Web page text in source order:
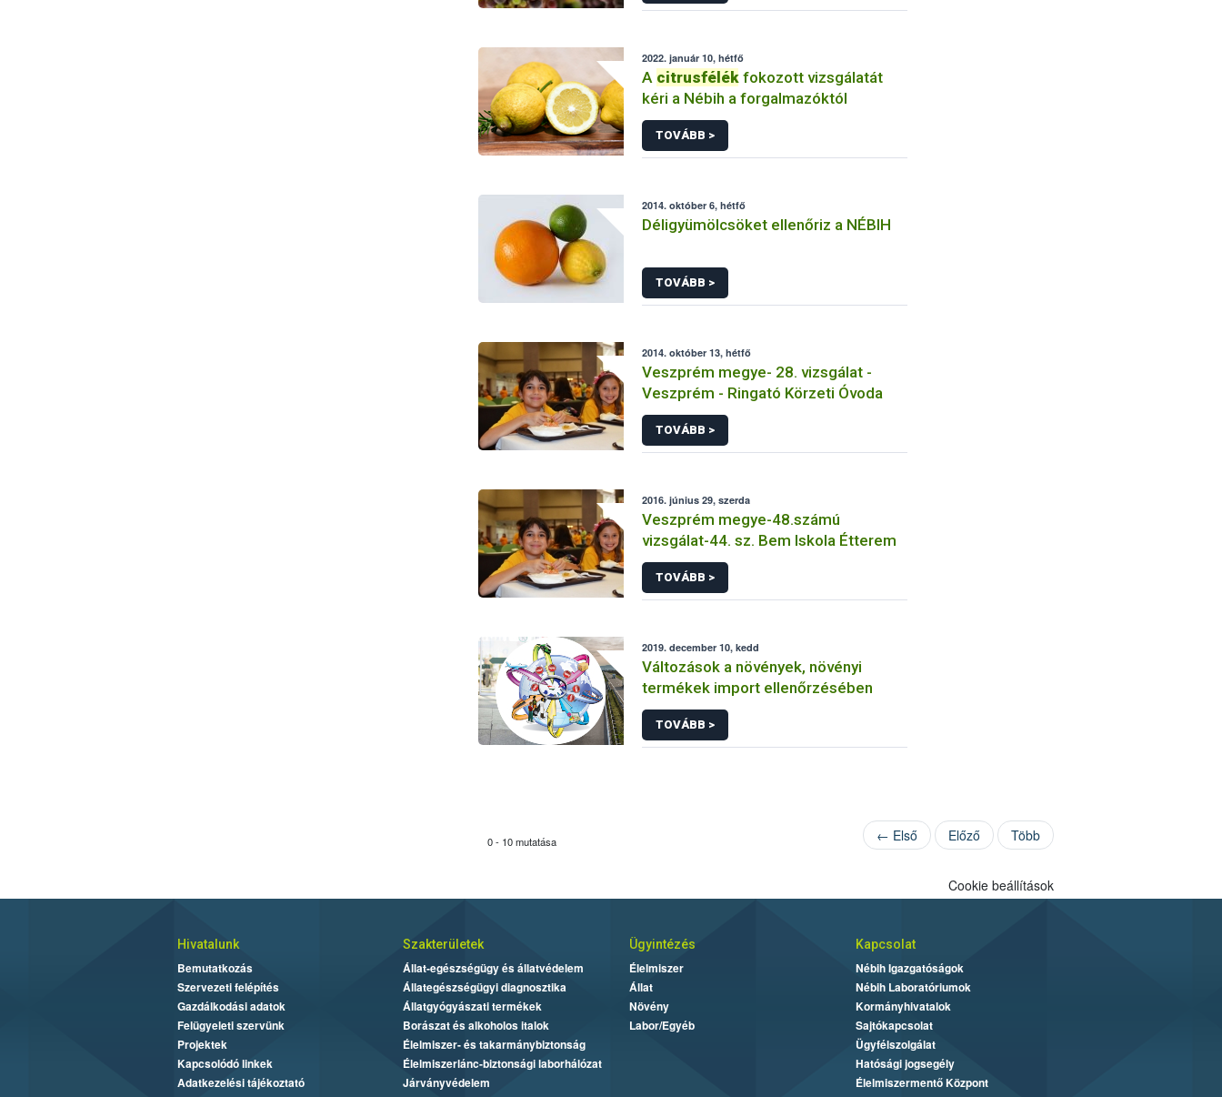
2022. január 10, hétfő
A citrusfélék fokozott vizsgálatát
kéri a Nébih a forgalmazóktól
TOVÁBB >
2014. október 6, hétfő
Déligyümölcsöket ellenőriz a NÉBIH
TOVÁBB >
2014. október 13, hétfő
Veszprém megye- 28. vizsgálat -
Veszprém - Ringató Körzeti Óvoda
TOVÁBB >
2016. június 29, szerda
Veszprém megye-48.számú
vizsgálat-44. sz. Bem Iskola Étterem
TOVÁBB >
2019. december 10, kedd
Változások a növények, növényi
termékek import ellenőrzésében
TOVÁBB >
0 - 10 mutatása ← Első Előző Több
Cookie beállítások
Hivatalunk
Bemutatkozás
Szervezeti felépítés
Gazdálkodási adatok
Felügyeleti szervünk
Projektek
Kapcsolódó linkek
Adatkezelési tájékoztató
Szakterületek
Állat-egészségügy és állatvédelem
Állategészségügyi diagnosztika
Állatgyógyászati termékek
Borászat és alkoholos italok
Élelmiszer- és takarmánybiztonság
Élelmiszerlánc-biztonsági laborhálózat
Járványvédelem
Ügyintézés
Élelmiszer
Állat
Növény
Labor/Egyéb
Kapcsolat
Nébih Igazgatóságok
Nébih Laboratóriumok
Kormányhivatalok
Sajtókapcsolat
Ügyfélszolgálat
Hatósági jogsegély
Élelmiszermentő Központ